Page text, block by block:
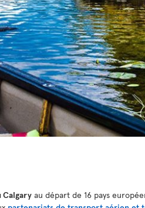
Calgary au départ de 16 pays